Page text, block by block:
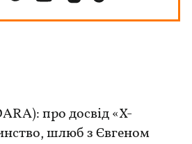
про досвід «Х-
шлюб з Євгеном